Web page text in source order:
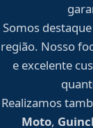
Somos
região. Nosso
e excelente
Realizamos
Moto,